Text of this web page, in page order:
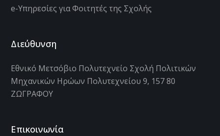
e-Υπηρεσίες για Φοιτητές της Σχολής
Διεύθυνση
Εθνικό Μετσόβιο Πολυτεχνείο Σχολή Πολιτικών
Μηχανικών Ηρώων Πολυτεχνείου 9, 157 80
ΖΩΓΡΑΦΟΥ
Επικοινωνία